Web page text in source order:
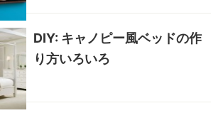
DIY: キャノピー風ベッドの作
り方いろいろ